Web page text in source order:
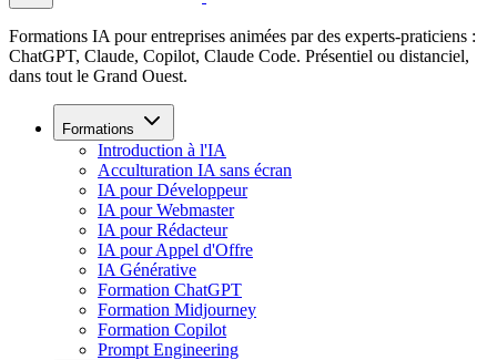
Formations IA pour entreprises animées par des experts-praticiens :
ChatGPT, Claude, Copilot, Claude Code. Présentiel ou distanciel,
dans tout le Grand Ouest.
Formations
Introduction à l'IA
Acculturation IA sans écran
IA pour Développeur
IA pour Webmaster
IA pour Rédacteur
IA pour Appel d'Offre
IA Générative
Formation ChatGPT
Formation Midjourney
Formation Copilot
Prompt Engineering